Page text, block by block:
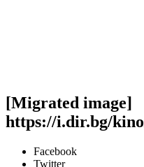
[Migrated image]
https://i.dir.bg/
Facebook
Twitter